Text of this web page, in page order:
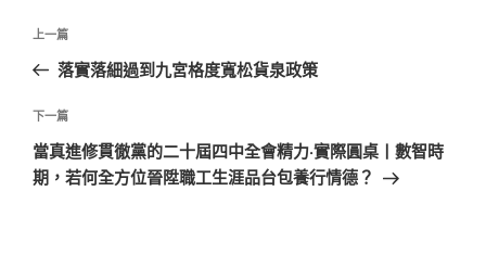
文
導
覽
上
一
文
章
上一篇
落實落細過到九宮格度寬松貨泉政策
下
一
篇
下一篇
當真進修貫徹黨的二十屆四中全會精力·實際圓桌丨數智時
期，若何全方位晉陞職工生涯品台包養行情德？